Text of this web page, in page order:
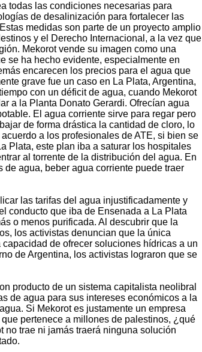
todas las condiciones necesarias para
de desalinización para fortalecer las
medidas son parte de un proyecto amplio
y el Derecho Internacional, a la vez que
Mekorot vende su imagen como una
se ha hecho evidente, especialmente en
encarecen los precios para el agua que
grave fue un caso en La Plata, Argentina,
con un déficit de agua, cuando Mekorot
a la Planta Donato Gerardi. Ofrecían agua
El agua corriente sirve para regar pero
de forma drástica la cantidad de cloro, lo
a los profesionales de ATE, si bien se
Plata, este plan iba a saturar los hospitales
al torrente de la distribución del agua. En
agua, beber agua corriente puede traer
las tarifas del agua injustificadamente y
conducto que iba de Ensenada a La Plata
o menos purificada. Al descubrir que la
los activistas denuncian que la única
de ofrecer soluciones hídricas a un
de Argentina, los activistas lograron que se
producto de un sistema capitalista neolibral
de agua para sus intereses económicos a la
Si Mekorot es justamente un empresa
pertenece a millones de palestinos, ¿qué
trae ni jamás traerá ninguna solución